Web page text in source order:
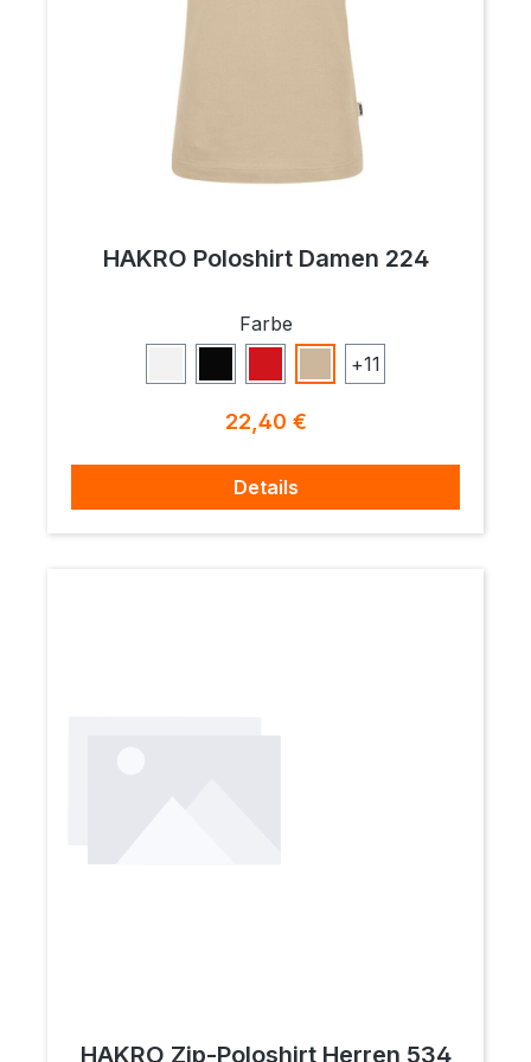
HAKRO Poloshirt Damen 224
Farbeauswählen
Weiß Schwarz
Rot Sand
+11
Regulärer Preis:
22,40 €
Details
HAKRO Zip-Poloshirt Herren 534